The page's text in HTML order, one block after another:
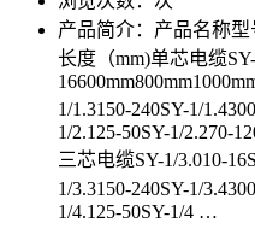
产品简介： 产品名称型
长度（mm)单芯电缆
1/1.3150-240SY-1/
1/2.125-50SY-1/2.270-
三芯电缆SY-1/3.010-
1/3.3150-240SY-1/
1/4.125-50SY-1/4 …